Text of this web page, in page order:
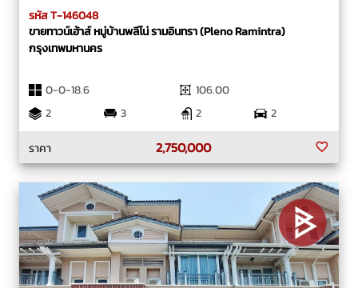
รหัส T-146048
ขายทาวน์เฮ้าส์ หมู่บ้านพลีโน่ รามอินทรา (Pleno Ramintra)
กรุงเทพมหานคร
0-0-18.6
106.00
2
3 2
2
ราคา
2,750,000